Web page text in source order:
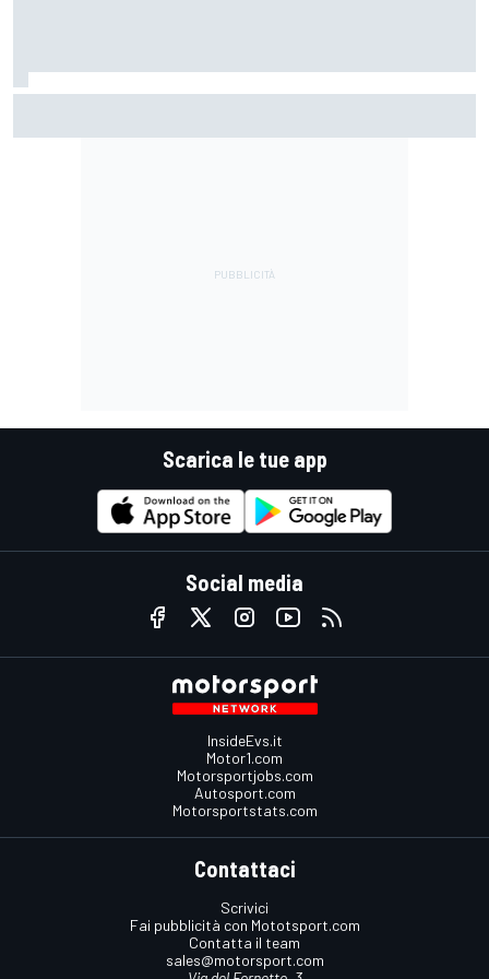
Scarica le tue app
Social media
InsideEvs.it
Motor1.com
Motorsportjobs.com
Autosport.com
Motorsportstats.com
Contattaci
Scrivici
Fai pubblicità con Mototsport.com
Contatta il team
sales@motorsport.com